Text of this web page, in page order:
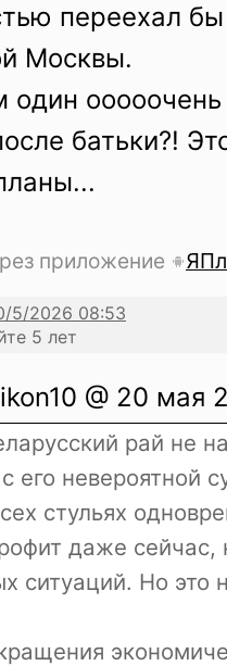
переехал
Москвы.
один
батьки?!
приложение
5 лет
@ 20 мая
рай не
его невероятной
стульях
даже сейчас,
ситуаций. Но это